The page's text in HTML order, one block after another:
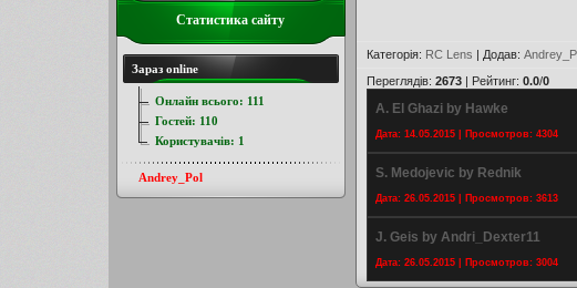
Категорія: RC Lens | Додав:
Переглядів: 2673| Рейтинг: 0.0/0
A. El Ghazi by Hawke
Дата: 14.05.2015 | Просмотров: 4304
S. Medojevic by Rednik
Дата: 26.05.2015 | Просмотров: 3613
J. Geis by Andri_Dexter11
Дата: 26.05.2015 | Просмотров: 3004
Статистика сайту
Зараз online
Онлайн всього: 111
Гостей: 110
Користувачів: 1
Andrey_Pol